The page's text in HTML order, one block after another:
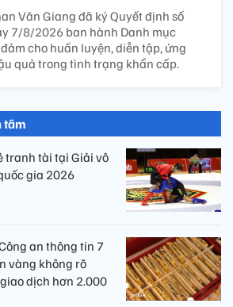
Văn Giang đã ký Quyết định số
7/8/2026 ban hành Danh mục
cho huấn luyện, diễn tập, ứng
quả trong tình trạng khẩn cấp.
tâm
tranh tài tại Giải vô
gia 2026
an thông tin 7
vàng không rõ
dịch hơn 2.000